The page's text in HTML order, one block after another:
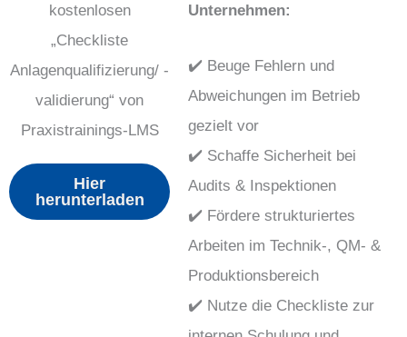
Hier
herunterladen
Unternehmen:
✔️ Beuge Fehlern und
Abweichungen im Betrieb
gezielt vor
✔️ Schaffe Sicherheit bei
Audits & Inspektionen
✔️ Fördere strukturiertes
Arbeiten im Technik-, QM- &
Produktionsbereich
✔️ Nutze die Checkliste zur